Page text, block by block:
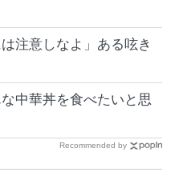
注意しなよ」ある呟き
中華丼を食べたいと思
Recommended by